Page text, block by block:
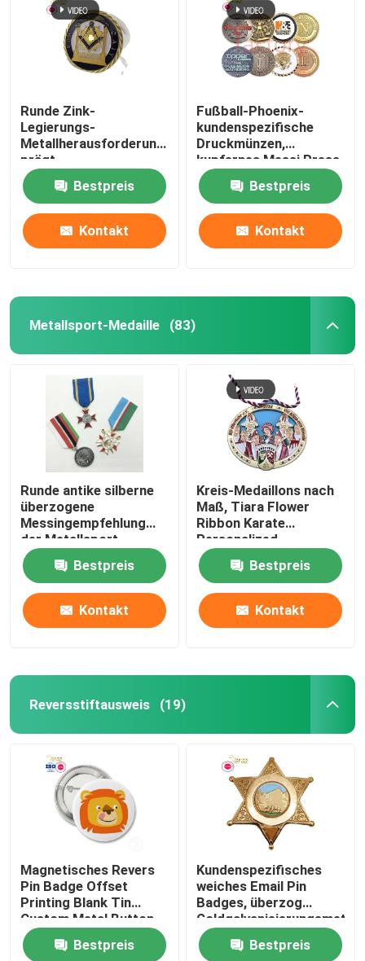
Runde Zink-
Legierungs-
Metallherausforderung
prägt
kundenspezifisches
Freimaurergold für
Geschäfts-Geschenk
Bestpreis
Kontakt
Fußball-Phoenix-
kundenspezifische
Druckmünzen,
kupfernes Messi Press
Double Sided Coin
Bestpreis
Kontakt
Metallsport-Medaille (83)
Runde antike silberne
überzogene
Messingempfehlung
der Metallsport-
Medaillen-3D mit Band
Bestpreis
Kontakt
Kreis-Medaillons nach
Maß, Tiara Flower
Ribbon Karate
Personalized-
Rennmedaillen
Bestpreis
Kontakt
Reversstiftausweis (19)
Magnetisches Revers
Pin Badge Offset
Printing Blank Tin
Custom Metal Button
Bestpreis
Kundenspezifisches
weiches Email Pin
Badges, überzog
Ausweis für Geschenk
Bestpreis